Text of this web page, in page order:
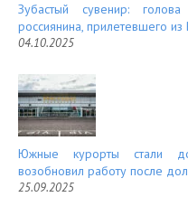
Зубастый сувенир:
россиянина, прилетевшего из
04.10.2025
Южные курорты стали
возобновил работу после
25.09.2025